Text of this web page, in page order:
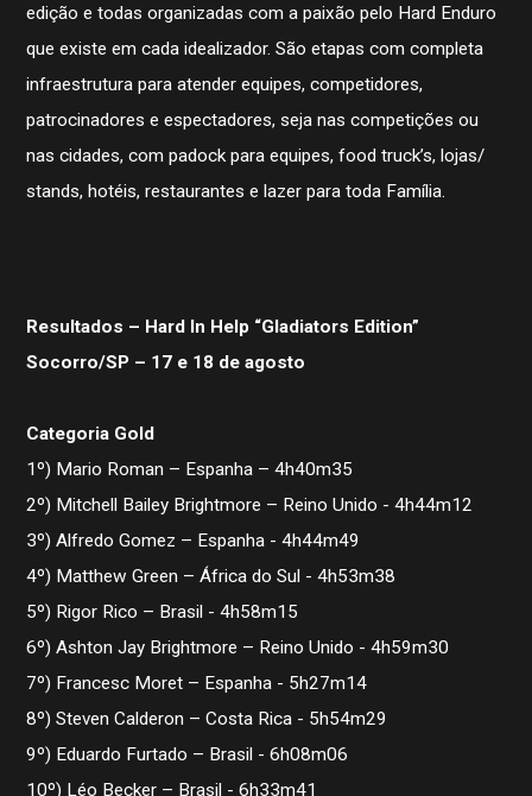
edição e todas organizadas com a paixão pelo Hard Enduro
que existe em cada idealizador. São etapas com completa
infraestrutura para atender equipes, competidores,
patrocinadores e espectadores, seja nas competições ou
nas cidades, com padock para equipes, food truck’s, lojas/
stands, hotéis, restaurantes e lazer para toda Família.
Resultados – Hard In Help “Gladiators Edition”
Socorro/SP – 17 e 18 de agosto
Categoria Gold
1º) Mario Roman – Espanha – 4h40m35
2º) Mitchell Bailey Brightmore – Reino Unido - 4h44m12
3º) Alfredo Gomez – Espanha - 4h44m49
4º) Matthew Green – África do Sul - 4h53m38
5º) Rigor Rico – Brasil - 4h58m15
6º) Ashton Jay Brightmore – Reino Unido - 4h59m30
7º) Francesc Moret – Espanha - 5h27m14
8º) Steven Calderon – Costa Rica - 5h54m29
9º) Eduardo Furtado – Brasil - 6h08m06
10º) Léo Becker – Brasil - 6h33m41